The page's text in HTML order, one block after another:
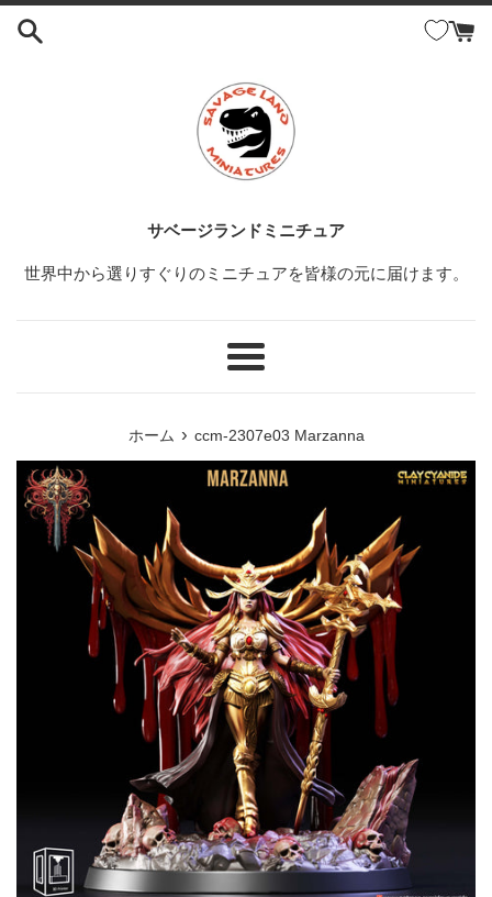
コ
サベージランドミニチュア
世界中から選りすぐりのミニチュアを皆様の元に届けます。
メ
ホーム › ccm-2307e03 Marzanna